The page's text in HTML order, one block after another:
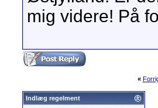
mig videre! På
«
Indlæg regelment